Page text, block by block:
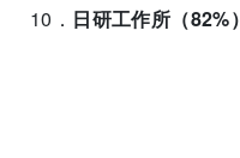
10． 日研工作所（82%）